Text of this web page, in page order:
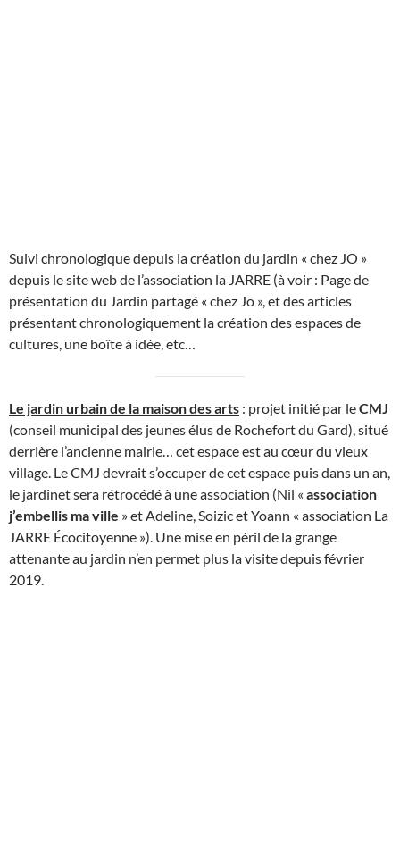
Suivi chronologique depuis la création du jardin « chez JO »
depuis le site web de l’association la JARRE (à voir : Page de
présentation du Jardin partagé « chez Jo », et des articles
présentant chronologiquement la création des espaces de
cultures, une boîte à idée, etc…
Le jardin urbain de la maison des arts : projet initié par leCMJ
(conseil municipal des jeunes élus de Rochefort du Gard), situé
derrière l’ancienne mairie… cet espace est au cœur du vieux
village. Le CMJ devrait s’occuper de cet espace puis dans un an,
le jardinet sera rétrocédé à une association (Nil « association
j’embellis ma ville » et Adeline, Soizic et Yoann « association La
JARRE Écocitoyenne »). Une mise en péril de la grange
attenante au jardin n’en permet plus la visite depuis février
2019.